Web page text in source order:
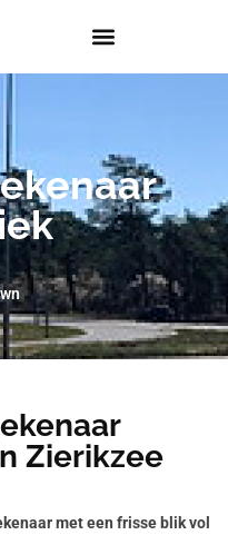
Zierikzee
met een frisse blik vol